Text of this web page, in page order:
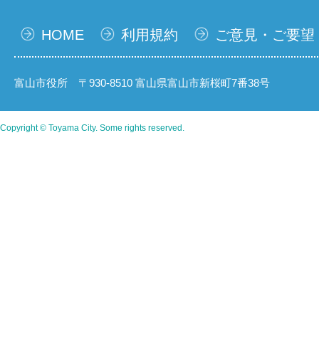
HOME 利用規約 ご意見・ご要望
富山市役所 〒930-8510 富山県富山市新桜町7番38号
Copyright © Toyama City. Some rights reserved.